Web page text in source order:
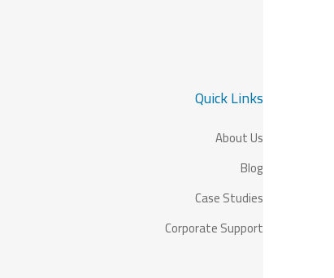
Quick Links
About Us
Blog
Case Studies
Corporate Support